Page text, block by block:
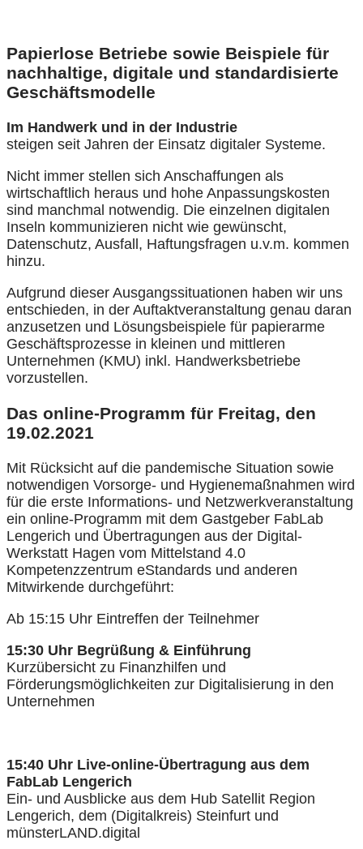
Papierlose Betriebe sowie Beispiele für
nachhaltige, digitale und standardisierte
Geschäftsmodelle
Im Handwerk und in der Industrie
steigen seit Jahren der Einsatz digitaler Systeme.
Nicht immer stellen sich Anschaffungen als
wirtschaftlich heraus und hohe Anpassungskosten
sind manchmal notwendig. Die einzelnen digitalen
Inseln kommunizieren nicht wie gewünscht,
Datenschutz, Ausfall, Haftungsfragen u.v.m. kommen
hinzu.
Aufgrund dieser Ausgangssituationen haben wir uns
entschieden, in der Auftaktveranstaltung genau daran
anzusetzen und Lösungsbeispiele für papierarme
Geschäftsprozesse in kleinen und mittleren
Unternehmen (KMU) inkl. Handwerksbetriebe
vorzustellen.
Das online-Programm für Freitag, den
19.02.2021
Mit Rücksicht auf die pandemische Situation sowie
notwendigen Vorsorge- und Hygienemaßnahmen wird
für die erste Informations- und Netzwerkveranstaltung
ein online-Programm mit dem Gastgeber FabLab
Lengerich und Übertragungen aus der Digital-
Werkstatt Hagen vom Mittelstand 4.0
Kompetenzzentrum eStandards und anderen
Mitwirkende durchgeführt:
Ab 15:15 Uhr Eintreffen der Teilnehmer
15:30 Uhr Begrüßung & Einführung
Kurzübersicht zu Finanzhilfen und
Förderungsmöglichkeiten zur Digitalisierung in den
Unternehmen
15:40 Uhr Live-online-Übertragung aus dem
FabLab Lengerich
Ein- und Ausblicke aus dem Hub Satellit Region
Lengerich, dem (Digitalkreis) Steinfurt und
münsterLAND.digital